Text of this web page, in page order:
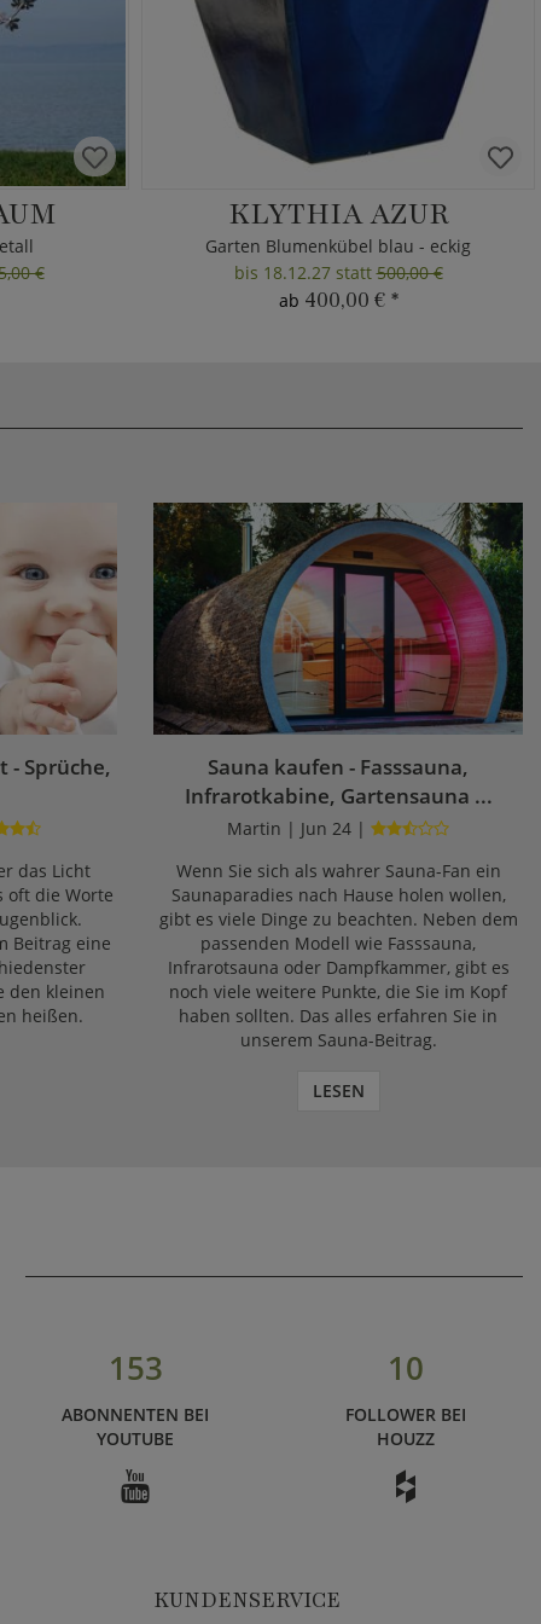
€
KLYTHIA AZUR
Garten Blumenkübel blau - eckig
bis 18.12.27 statt500,00 €
ab 400,00 € *
- Sprüche,
das Licht
oft die Worte
Beitrag eine
den kleinen
heißen.
Sauna kaufen - Fasssauna,
Infrarotkabine, Gartensauna ...
Martin | Jun 24 |
Wenn Sie sich als wahrer Sauna-Fan ein
Saunaparadies nach Hause holen wollen,
gibt es viele Dinge zu beachten. Neben dem
passenden Modell wie Fasssauna,
Infrarotsauna oder Dampfkammer, gibt es
noch viele weitere Punkte, die Sie im Kopf
haben sollten. Das alles erfahren Sie in
unserem Sauna-Beitrag.
LESEN
153
ABONNENTEN BEI
YOUTUBE
10
FOLLOWER BEI
HOUZZ
KUNDENSERVICE